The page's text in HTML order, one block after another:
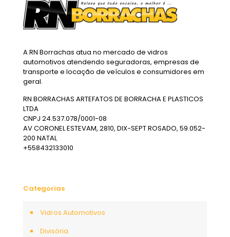
A RN Borrachas atua no mercado de vidros
automotivos atendendo seguradoras, empresas de
transporte e locação de veículos e consumidores em
geral.
RN BORRACHAS ARTEFATOS DE BORRACHA E PLASTICOS
LTDA
CNPJ 24.537.078/0001-08
AV CORONEL ESTEVAM, 2810, DIX-SEPT ROSADO, 59.052-
200 NATAL
+558432133010
Categorias
Vidros Automotivos
Divisória